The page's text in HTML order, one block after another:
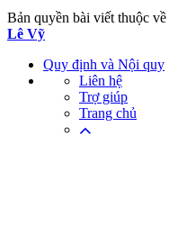
Bản quyền bài viết thuộc về
Lê Vỹ
Quy định và Nội quy
Liên hệ
Trợ giúp
Trang chủ